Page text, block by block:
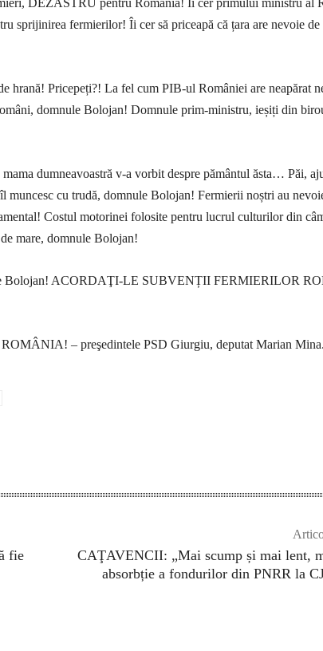
DEZASTRU pentru România! Îi cer primului ministru al
sprijinirea fermierilor! Îi cer să priceapă că țara are nevoie de
hrană! Pricepeți?! La fel cum PIB-ul României are neapărat
domnule Bolojan! Domnule prim-ministru, ieșiți din
mama dumneavoastră v-a vorbit despre pământul ăsta… Păi,
muncesc cu trudă, domnule Bolojan! Fermierii noștri au
Costul motorinei folosite pentru lucrul culturilor din
mare, domnule Bolojan!
Bolojan! ACORDAŢI-LE SUBVENȚII FERMIERILOR
– preşedintele PSD Giurgiu, deputat Marian Mina.
fie
CAŢAVENCII: „Mai scump și mai lent,
absorbție a fondurilor din PNRR la